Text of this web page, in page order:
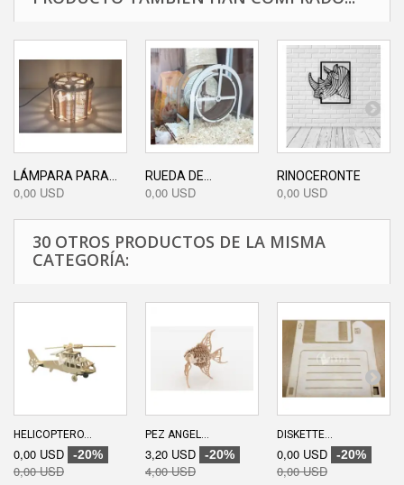
LÁMPARA PARA...
0,00 USD
RUEDA DE...
0,00 USD
RINOCERONTE
0,00 USD
30 OTROS PRODUCTOS DE LA MISMA
CATEGORÍA:
HELICOPTERO...
0,00 USD -20%
0,00 USD
PEZ ANGEL...
3,20 USD -20%
4,00 USD
DISKETTE...
0,00 USD -20%
0,00 USD